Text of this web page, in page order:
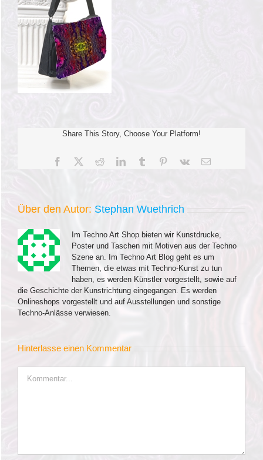
Share This Story, Choose Your Platform!
Facebook RedditLinkedInTumblr Pinterest
Vk
E-
Über den Autor: Stephan Wuethrich
Im Techno Art Shop bieten wir Kunstdrucke,
Poster und Taschen mit Motiven aus der Techno
Szene an. Im Techno Art Blog geht es um
Themen, die etwas mit Techno-Kunst zu tun
haben, es werden Künstler vorgestellt, sowie auf
die Geschichte der Kunstrichtung eingegangen. Es werden
Onlineshops vorgestellt und auf Ausstellungen und sonstige
Techno-Anlässe verwiesen.
Hinterlasse einen Kommentar